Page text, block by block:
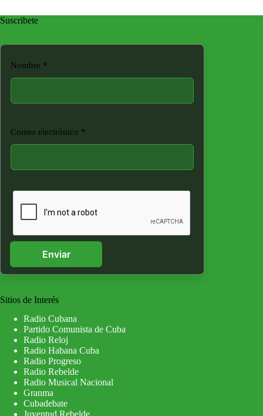
Suscribete
Nombre *
Correo electrónico *
Enviar
Sitios de Interés
Radio Cubana
Partido Comunista de Cuba
Radio Reloj
Radio Habana Cuba
Radio Progreso
Radio Rebelde
Radio Musical Nacional
Granma
Cubadebate